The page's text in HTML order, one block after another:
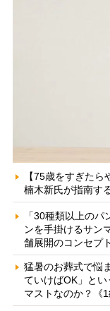
【75歳をすぎた
楠木新氏が指南す
「30種類以上の
ンを手掛けるサン
舗展開のコンセプ
猛暑のお葬式で悩
ていけばOK」と
マストなのか？《